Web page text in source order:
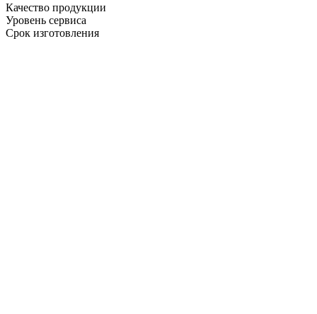
Качество продукции
Уровень сервиса
Срок изготовления